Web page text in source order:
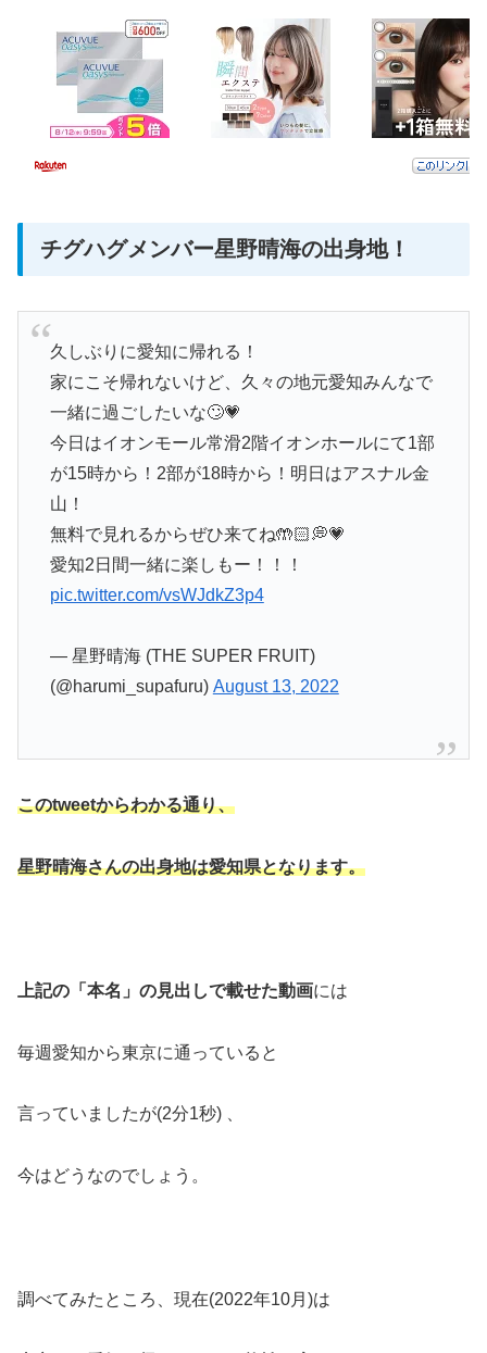
チグハグメンバー星野晴海の出身地！
久しぶりに愛知に帰れる！
家にこそ帰れないけど、久々の地元愛知みんなで
一緒に過ごしたいな🙄💗
今日はイオンモール常滑2階イオンホールにて1部
が15時から！2部が18時から！明日はアスナル金
山！
無料で見れるからぜひ来てね🤲🏻💭💗
愛知2日間一緒に楽しもー！！！
pic.twitter.com/vsWJdkZ3p4
— 星野晴海 (THE SUPER FRUIT)
(@harumi_supafuru) August 13, 2022
このtweetからわかる通り、
星野晴海さんの出身地は愛知県となります。
上記の「本名」の見出しで載せた動画には
毎週愛知から東京に通っていると
言っていましたが(2分1秒) 、
今はどうなのでしょう。
調べてみたところ、現在(2022年10月)は